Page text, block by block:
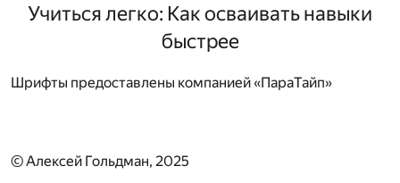
Учиться легко: Как осваивать навыки
быстрее
Шрифты предоставлены компанией «ПараТайп»
© Алексей Гольдман, 2025